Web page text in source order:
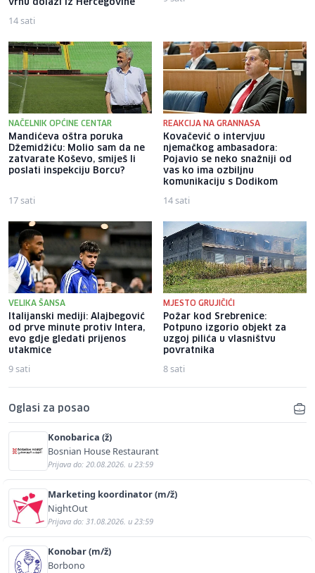
vrhu dolazi iz Hercegovine
14 sati
NAČELNIK OPĆINE CENTAR
Mandićeva oštra poruka
Džemidžiću: Molio sam da ne
zatvarate Koševo, smiješ li
poslati inspekciju Borcu?
17 sati
REAKCIJA NA GRANNASA
Kovačević o intervjuu
njemačkog ambasadora:
Pojavio se neko snažniji od
vas ko ima ozbiljnu
komunikaciju s Dodikom
14 sati
VELIKA ŠANSA
Italijanski mediji: Alajbegović
od prve minute protiv Intera,
evo gdje gledati prijenos
utakmice
9 sati
MJESTO GRUJIČIĆI
Požar kod Srebrenice:
Potpuno izgorio objekt za
uzgoj pilića u vlasništvu
povratnika
8 sati
Oglasi za posao
Konobarica (ž)
Bosnian House Restaurant
Prijava do: 20.08.2026. u 23:59
Marketing koordinator (m/ž)
NightOut
Prijava do: 31.08.2026. u 23:59
Konobar (m/ž)
Borbono